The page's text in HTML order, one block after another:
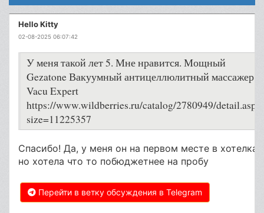
Hello Kitty
02-08-2025 06:07:42
У меня такой лет 5. Мне нравится. Мощный
Gezatone Вакуумный антицеллюлитный массажер
Vacu Expert
https://www.wildberries.ru/catalog/2780949/
size=11225357
Спасибо! Да, у меня он на первом месте в
но хотела что то побюджетнее на пробу
Перейти в ветку обсуждения в Telegram